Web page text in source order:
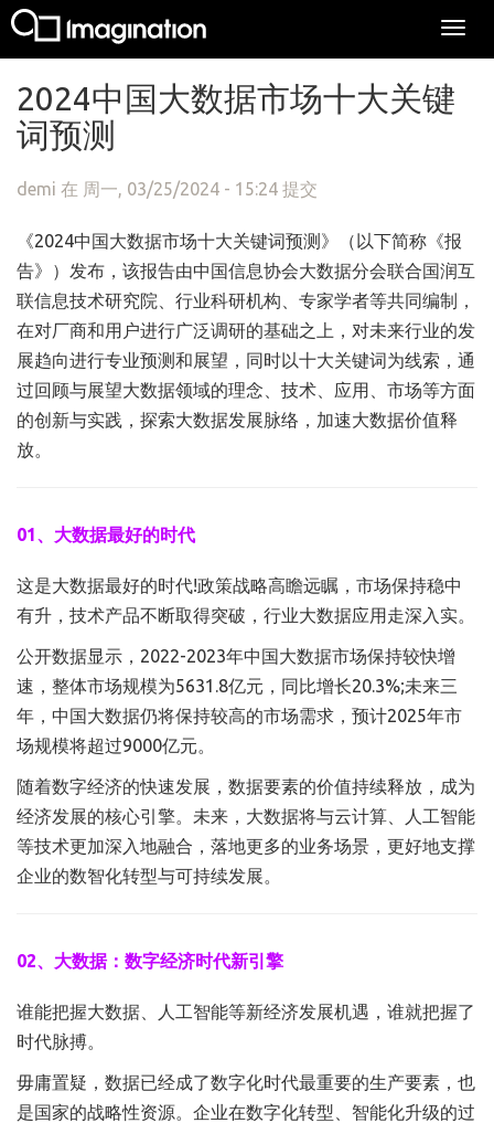
2024中国大数据市场十大关键
词预测
demi 在 周一, 03/25/2024 - 15:24 提交
《2024中国大数据市场十大关键词预测》（以下简称《报
告》）发布，该报告由中国信息协会大数据分会联合国润互
联信息技术研究院、行业科研机构、专家学者等共同编制，
在对厂商和用户进行广泛调研的基础之上，对未来行业的发
展趋向进行专业预测和展望，同时以十大关键词为线索，通
过回顾与展望大数据领域的理念、技术、应用、市场等方面
的创新与实践，探索大数据发展脉络，加速大数据价值释
放。
01、大数据最好的时代
这是大数据最好的时代!政策战略高瞻远瞩，市场保持稳中
有升，技术产品不断取得突破，行业大数据应用走深入实。
公开数据显示，2022-2023年中国大数据市场保持较快增
速，整体市场规模为5631.8亿元，同比增长20.3%;未来三
年，中国大数据仍将保持较高的市场需求，预计2025年市
场规模将超过9000亿元。
随着数字经济的快速发展，数据要素的价值持续释放，成为
经济发展的核心引擎。未来，大数据将与云计算、人工智能
等技术更加深入地融合，落地更多的业务场景，更好地支撑
企业的数智化转型与可持续发展。
02、大数据：数字经济时代新引擎
谁能把握大数据、人工智能等新经济发展机遇，谁就把握了
时代脉搏。
毋庸置疑，数据已经成了数字化时代最重要的生产要素，也
是国家的战略性资源。企业在数字化转型、智能化升级的过